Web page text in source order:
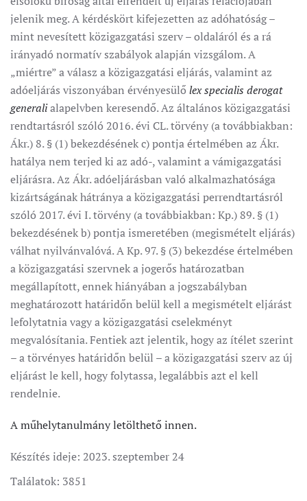
jelenik meg. A kérdéskört kifejezetten az adóhatóság –
mint nevesített közigazgatási szerv – oldaláról és a rá
irányadó normatív szabályok alapján vizsgálom. A
„miértre” a válasz a közigazgatási eljárás, valamint az
adóeljárás viszonyában érvényesülő lex specialis derogat
generalialapelvben keresendő. Az általános közigazgatási
rendtartásról szóló 2016. évi CL. törvény (a továbbiakban:
Ákr.) 8. § (1) bekezdésének c) pontja értelmében az Ákr.
hatálya nem terjed ki az adó-, valamint a vámigazgatási
eljárásra. Az Ákr. adóeljárásban való alkalmazhatósága
kizártságának hátránya a közigazgatási perrendtartásról
szóló 2017. évi I. törvény (a továbbiakban: Kp.) 89. § (1)
bekezdésének b) pontja ismeretében (megismételt eljárás)
válhat nyilvánvalóvá. A Kp. 97. § (3) bekezdése értelmében
a közigazgatási szervnek a jogerős határozatban
megállapított, ennek hiányában a jogszabályban
meghatározott határidőn belül kell a megismételt eljárást
lefolytatnia vagy a közigazgatási cselekményt
megvalósítania. Fentiek azt jelentik, hogy az ítélet szerint
– a törvényes határidőn belül – a közigazgatási szerv az új
eljárást le kell, hogy folytassa, legalábbis azt el kell
rendelnie.
A műhelytanulmány letölthető innen.
Készítés ideje: 2023. szeptember 24
Találatok: 3851